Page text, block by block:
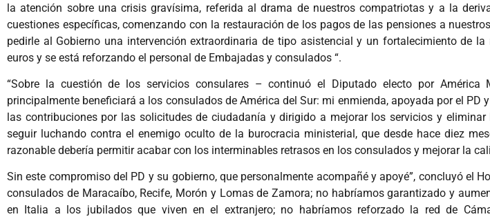
la atención sobre una crisis gravísima, referida al drama de nuestros compatriotas y a la
cuestiones específicas, comenzando con la restauración de los pagos de las pensiones a
pedirle al Gobierno una intervención extraordinaria de tipo asistencial y un fortalecimiento de
euros y se está reforzando el personal de Embajadas y consulados “.
“Sobre la cuestión de los servicios consulares – continuó el Diputado electo por
principalmente beneficiará a los consulados de América del Sur: mi enmienda, apoyada por el PD
las contribuciones por las solicitudes de ciudadanía y dirigido a mejorar los servicios y
seguir luchando contra el enemigo oculto de la burocracia ministerial, que desde hace diez
razonable debería permitir acabar con los interminables retrasos en los consulados y mejorar la
Sin este compromiso del PD y su gobierno, que personalmente acompañé y apoyé”, concluyó el
consulados de Maracaíbo, Recife, Morón y Lomas de Zamora; no habríamos garantizado y
en Italia a los jubilados que viven en el extranjero; no habríamos reforzado la red de